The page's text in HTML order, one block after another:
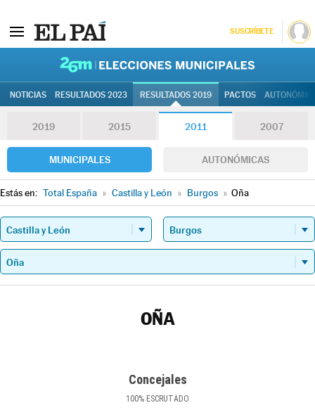
SUSCRÍBETE
NOTICIAS RESULTADOS 2023 RESULTADOS 2019 PACTOS
2019 2015 2011 2007
MUNICIPALES AUTONÓMICAS
Estás en: Total España » Castilla y León » Burgos » Oña
OÑA
Concejales
100% ESCRUTADO